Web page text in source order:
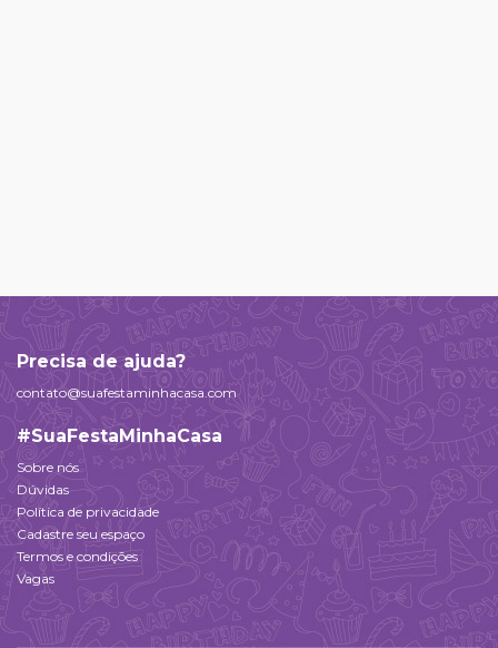
Precisa de ajuda?
contato@suafestaminhacasa.com
#SuaFestaMinhaCasa
Sobre nós
Dúvidas
Política de privacidade
Cadastre seu espaço
Termos e condições
Vagas